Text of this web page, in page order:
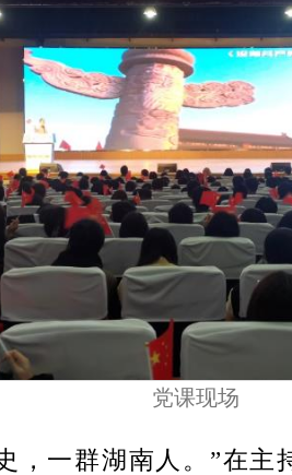
党课现场
，一群湖南人。”在主